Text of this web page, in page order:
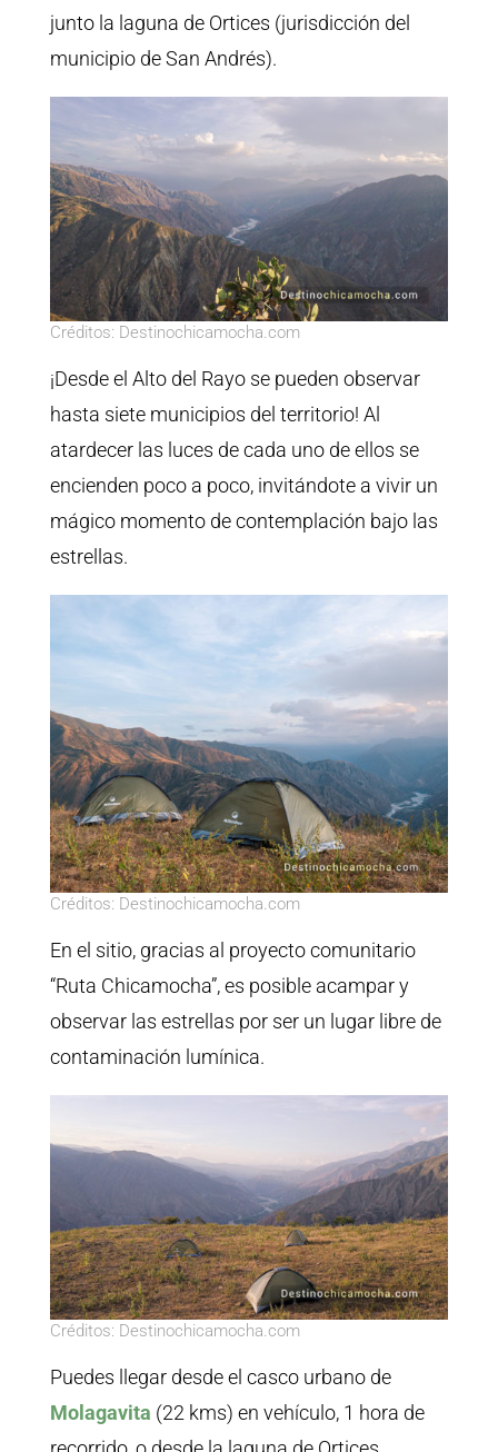
junto la laguna de Ortices (jurisdicción del
municipio de San Andrés).
Créditos: Destinochicamocha.com
¡Desde el Alto del Rayo se pueden observar
hasta siete municipios del territorio! Al
atardecer las luces de cada uno de ellos se
encienden poco a poco, invitándote a vivir un
mágico momento de contemplación bajo las
estrellas.
Créditos: Destinochicamocha.com
En el sitio, gracias al proyecto comunitario
“Ruta Chicamocha”, es posible acampar y
observar las estrellas por ser un lugar libre de
contaminación lumínica.
Créditos: Destinochicamocha.com
Puedes llegar desde el casco urbano de
Molagavita (22 kms) en vehículo, 1 hora de